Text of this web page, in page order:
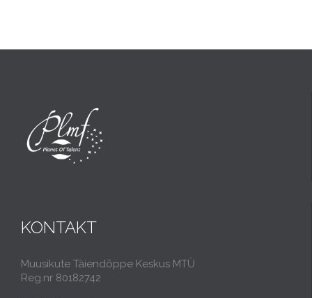
KONTAKT
Muusikute Täiendõppe Keskus MTÜ
Reg.nr 80182742